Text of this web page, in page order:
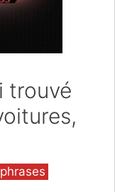
trouvé